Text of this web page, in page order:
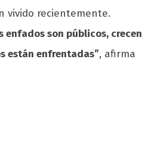
vivido recientemente.
enfados son públicos, crecen
están enfrentadas”, afirma